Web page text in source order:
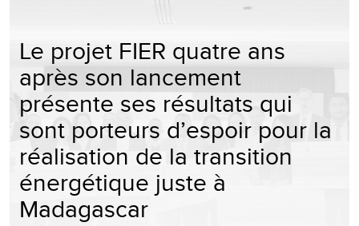
Le projet FIER quatre ans
après son lancement
présente ses résultats qui
sont porteurs d’espoir pour la
réalisation de la transition
énergétique juste à
Madagascar